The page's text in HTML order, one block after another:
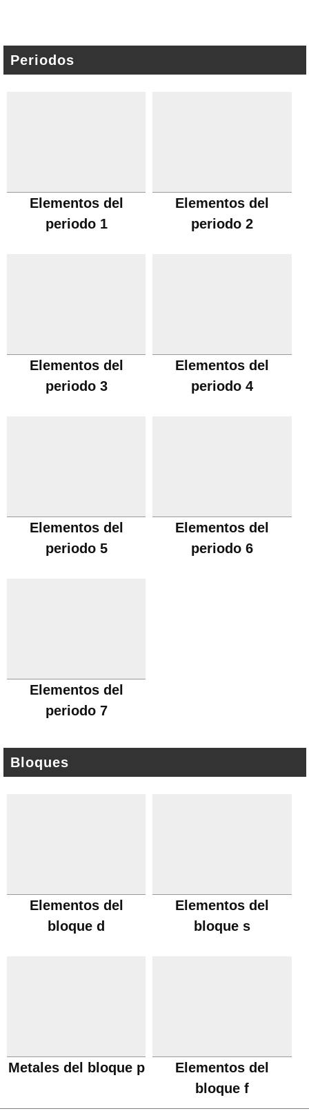
Periodos
Elementos del
periodo 1
Elementos del
periodo 2
Elementos del
periodo 3
Elementos del
periodo 4
Elementos del
periodo 5
Elementos del
periodo 6
Elementos del
periodo 7
Bloques
Elementos del
bloque d
Elementos del
bloque s
Metales del bloque p
Elementos del
bloque f